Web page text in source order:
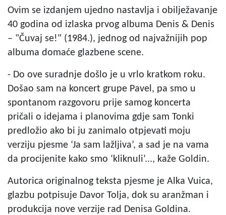
Ovim se izdanjem ujedno nastavlja i obilježavanje
40 godina od izlaska prvog albuma Denis & Denis
– "Čuvaj se!" (1984.), jednog od najvažnijih pop
albuma domaće glazbene scene.
- Do ove suradnje došlo je u vrlo kratkom roku.
Došao sam na koncert grupe Pavel, pa smo u
spontanom razgovoru prije samog koncerta
pričali o idejama i planovima gdje sam Tonki
predložio ako bi ju zanimalo otpjevati moju
verziju pjesme ‘Ja sam lažljiva’, a sad je na vama
da procijenite kako smo ‘kliknuli’..., kaže Goldin.
Autorica originalnog teksta pjesme je Alka Vuica,
glazbu potpisuje Davor Tolja, dok su aranžman i
produkcija nove verzije rad Denisa Goldina.